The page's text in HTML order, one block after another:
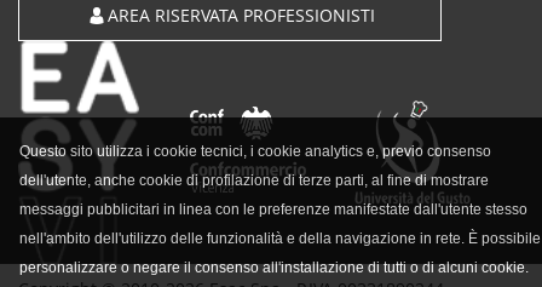
Questo sito utilizza i cookie tecnici, i cookie analytics e, previo consenso
dell'utente, anche cookie di profilazione di terze parti, al fine di mostrare
messaggi pubblicitari in linea con le preferenze manifestate dall'utente stesso
nell'ambito dell'utilizzo delle funzionalità e della navigazione in rete. È possibile
personalizzare o negare il consenso all'installazione di tutti o di alcuni cookie.
AREA RISERVATA PROFESSIONISTI